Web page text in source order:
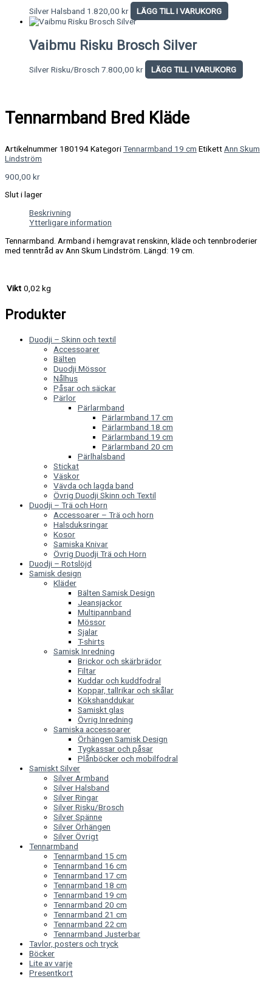
Silver Halsband 1.820,00 kr LÄGG TILL I VARUKORG
Vaibmu Risku Brosch Silver
Silver Risku/Brosch 7.800,00 kr LÄGG TILL I VARUKORG
Tennarmband Bred Kläde
Artikelnummer 180194KategoriTennarmband 19 cm Etikett Ann Skum
Lindström
900,00 kr
Slut i lager
Beskrivning
Ytterligare information
Tennarmband. Armband i hemgravat renskinn, kläde och tennbroderier
med tenntråd av Ann Skum Lindström. Längd: 19 cm.
Vikt 0,02 kg
Produkter
Duodji – Skinn och textil
Accessoarer
Bälten
Duodji Mössor
Nålhus
Påsar och säckar
Pärlor
Pärlarmband
Pärlarmband 17 cm
Pärlarmband 18 cm
Pärlarmband 19 cm
Pärlarmband 20 cm
Pärlhalsband
Stickat
Väskor
Vävda och lagda band
Övrig Duodji Skinn och Textil
Duodji – Trä och Horn
Accessoarer – Trä och horn
Halsduksringar
Kosor
Samiska Knivar
Övrig Duodji Trä och Horn
Duodji – Rotslöjd
Samisk design
Kläder
Bälten Samisk Design
Jeansjackor
Multipannband
Mössor
Sjalar
T-shirts
Samisk Inredning
Brickor och skärbrädor
Filtar
Kuddar och kuddfodral
Koppar, tallrikar och skålar
Kökshanddukar
Samiskt glas
Övrig Inredning
Samiska accessoarer
Örhängen Samisk Design
Tygkassar och påsar
Plånböcker och mobilfodral
Samiskt Silver
Silver Armband
Silver Halsband
Silver Ringar
Silver Risku/Brosch
Silver Spänne
Silver Örhängen
Silver Övrigt
Tennarmband
Tennarmband 15 cm
Tennarmband 16 cm
Tennarmband 17 cm
Tennarmband 18 cm
Tennarmband 19 cm
Tennarmband 20 cm
Tennarmband 21 cm
Tennarmband 22 cm
Tennarmband Justerbar
Tavlor, posters och tryck
Böcker
Lite av varje
Presentkort